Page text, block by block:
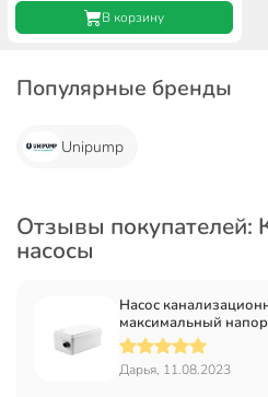
В корзину
Популярные бренды
Unipump
Отзывы покупателей:
насосы
Насос
максимальный
255 M 7м
Дарья, 11.08.2023